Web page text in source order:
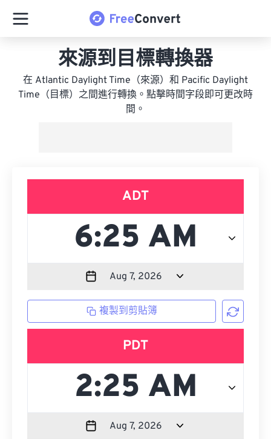
來源到目標轉換器
在 Atlantic Daylight Time（來源）和 Pacific Daylight
Time（目標）之間進行轉換。點擊時間字段即可更改時
間。
ADT
複製到剪貼簿
PDT